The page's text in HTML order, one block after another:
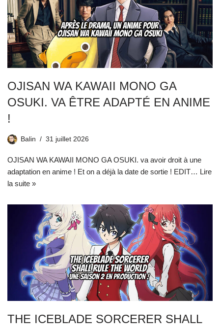
OJISAN WA KAWAII MONO GA
OSUKI. VA ÊTRE ADAPTÉ EN ANIME
!
Balin 31 juillet 2026
OJISAN WA KAWAII MONO GA OSUKI. va avoir droit à une
adaptation en anime ! Et on a déjà la date de sortie ! EDIT… Lire
la suite »
THE ICEBLADE SORCERER SHALL